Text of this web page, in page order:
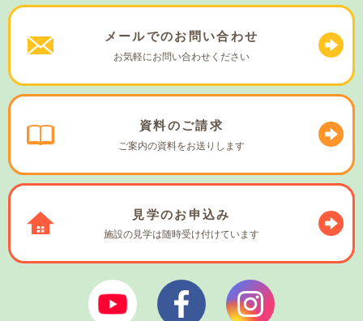
メールでのお問い合わせ
お気軽にお問い合わせください
資料のご請求
ご案内の資料をお送りします
見学のお申込み
施設の見学は随時受け付けています
ぼやあ樹Youtube シェルパフェイスブック